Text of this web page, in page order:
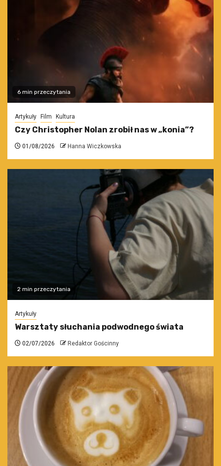
6 min przeczytania
Artykuły Film Kultura
Czy Christopher Nolan zrobił nas w „konia”?
01/08/2026 Hanna Wiczkowska
2 min przeczytania
Artykuły
Warsztaty słuchania podwodnego świata
02/07/2026 Redaktor Gościnny